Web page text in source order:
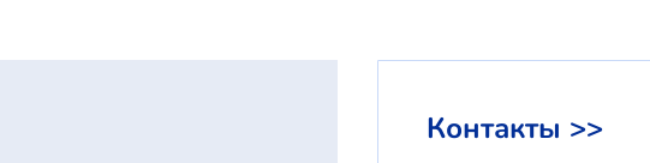
Контакты >>